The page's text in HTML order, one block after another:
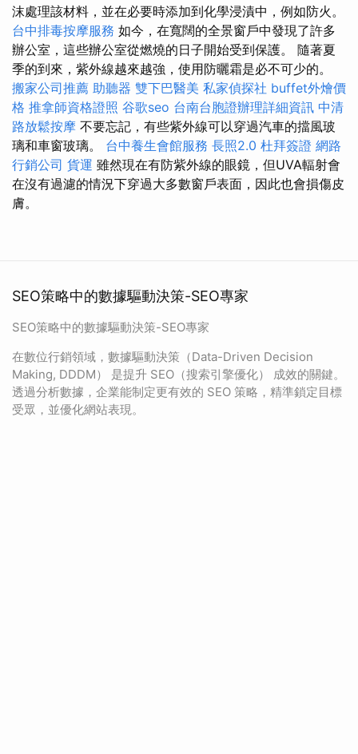
沫處理該材料，並在必要時添加到化學浸漬中，例如防火。
台中排毒按摩服務 如今，在寬闊的全景窗戶中發現了許多
辦公室，這些辦公室從燃燒的日子開始受到保護。 隨著夏
季的到來，紫外線越來越強，使用防曬霜是必不可少的。
搬家公司推薦 助聽器 雙下巴醫美 私家偵探社 buffet外燴價
格 推拿師資格證照 谷歌seo 台南台胞證辦理詳細資訊 中清
路放鬆按摩 不要忘記，有些紫外線可以穿過汽車的擋風玻
璃和車窗玻璃。 台中養生會館服務 長照2.0 杜拜簽證 網路
行銷公司 貨運 雖然現在有防紫外線的眼鏡，但UVA輻射會
在沒有過濾的情況下穿過大多數窗戶表面，因此也會損傷皮
膚。
SEO策略中的數據驅動決策-SEO專家
SEO策略中的數據驅動決策-SEO專家
在數位行銷領域，數據驅動決策（Data-Driven Decision
Making, DDDM） 是提升 SEO（搜索引擎優化） 成效的關鍵。
透過分析數據，企業能制定更有效的 SEO 策略，精準鎖定目標
受眾，並優化網站表現。